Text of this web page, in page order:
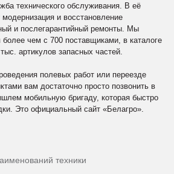
технического обслуживания. В её
и восстановление
и послегарантийный ремонты. Мы
чем с 700 поставщиками, в каталоге
артикулов запасных частей.
полевых работ или переезде
вам достаточно просто позвонить в
мобильную бригаду, которая быстро
Это официальный сайт «Белагро».
техники